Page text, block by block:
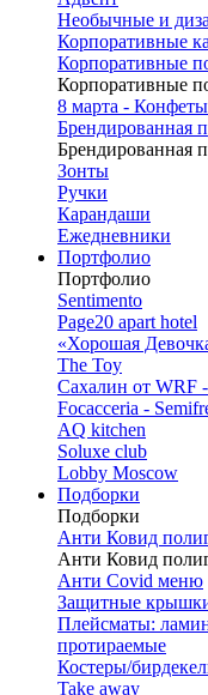
Необычные и
Корпоративные
Корпоративные
Корпоративные
8 марта -
Брендированная
Брендированная
Зонты
Ручки
Карандаши
Ежедневники
Портфолио
Портфолио
Sentimento
Page20 apart hotel
«Хорошая
The Toy
Сахалин от WRF
Focacceria -
AQ kitchen
Soluxe club
Lobby Moscow
Подборки
Подборки
Анти Ковид
Анти Ковид
Анти Covid меню
Защитные
Плейсматы:
протираемые
Костеры/
Take away